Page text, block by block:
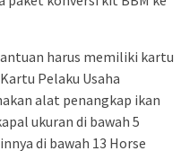
harus memiliki kartu
Pelaku Usaha
alat penangkap ikan
ukuran di bawah 5
di bawah 13 Horse